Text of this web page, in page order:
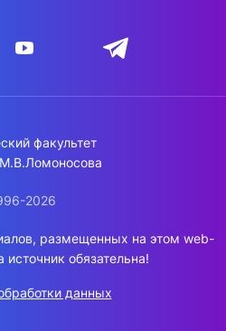
факультет
2026
размещенных на этом web-
источник обязательна!
данных